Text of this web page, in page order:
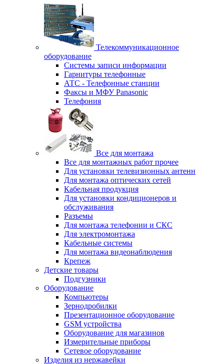
Телекоммуникационное
оборудование
Системы записи информации
Гарнитуры телефонные
АТС - Телефонные станции
Факсы и МФУ Panasonic
Телефония
Все для монтажа
Все для монтажных работ прочее
Для установки телевизионных антенн
Для монтажа оптических сетей
Кабельная продукция
Для установки кондиционеров и
обслуживания
Разъемы
Для монтажа телефонии и СКС
Для электромонтажа
Кабельные системы
Для монтажа видеонаблюдения
Крепеж
Детские товары
Подгузники
Оборудование
Компьютеры
Зернодробилки
Презентационное оборудование
GSM устройства
Оборудование для магазинов
Измерительные приборы
Сетевое оборудование
Изделия из нержавейки